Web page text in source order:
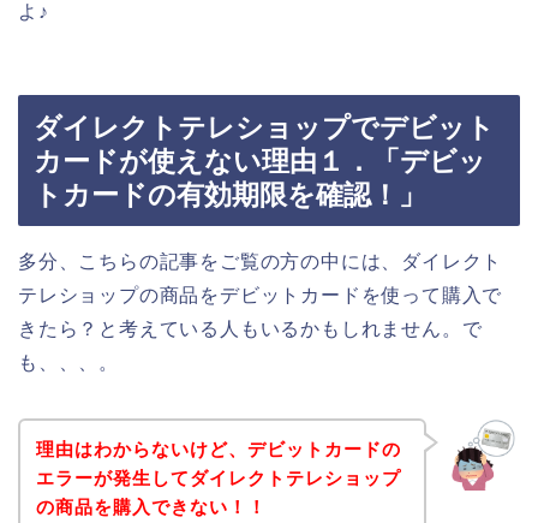
よ♪
ダイレクトテレショップでデビット
カードが使えない理由１．「デビッ
トカードの有効期限を確認！」
多分、こちらの記事をご覧の方の中には、ダイレクト
テレショップの商品をデビットカードを使って購入で
きたら？と考えている人もいるかもしれません。で
も、、、。
理由はわからないけど、デビットカードの
エラーが発生してダイレクトテレショップ
の商品を購入できない！！